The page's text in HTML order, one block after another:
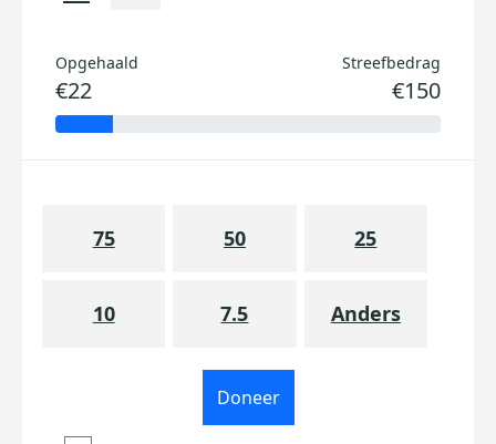
Opgehaald
€22
Streefbedrag
€150
75 50 25
10 7.5 Anders
Doneer